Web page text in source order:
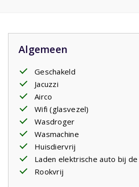
met douche en wastafel is en-suite
masterbedroom
masterbedroom heeft twee
eenpersoons
slaapkamers op de eerste etage.
badkamer een bad met douche en
apart toilet.
Algemeen
Geschakeld
Jacuzzi
Airco
Wifi (glasvezel)
Wasdroger
Wasmachine
Huisdiervrij
Laden elektrische auto bij
Rookvrij